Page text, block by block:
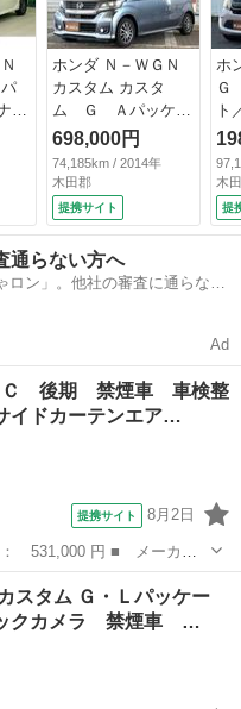
ル
ル
ン
ラ
ｏ
ホンダ Ｎ－ＷＧＮ
カスタム カスタ
ム Ｇ Ａパッケー
ジ ナビゲーション
／バックカメラ／ド
ライブレコーダー／
スマートキー／プッ
シュスタート／クル
ーズコントロール／
衝突被害軽減システ
ム／アイドリングス
ン （検9.6）
698,000円
74,185km / 2014年
木田郡
提携サイト
ホ
Ｇ
ト
ヘ
イ
／
ム
Ｅ
木
提
通らない方へ
ン」。他社の審査に通らなか
Ad
Ｃ 後期 禁煙車 車検整
ドカーテンエア…
提携サイト 8月2日
■ グレード名： Ｃ 後
カーテンエアＢ アイド
スタム Ｇ・Ｌパッケー
クカメラ 禁煙車 …